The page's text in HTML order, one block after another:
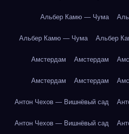
Альбер Камю — Чума
Альбер Камю — Чума Альбер
Амстердам Амстердам
Амстердам Амстердам
Антон Чехов — Вишнёвый сад
Антон Чехов — Вишнёвый сад